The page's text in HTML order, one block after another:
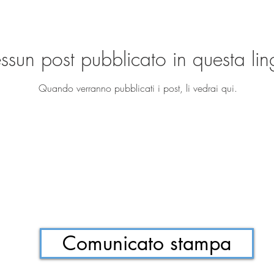
post pubblicato in questa
Quando verranno pubblicati i post, li vedrai qui.
Comunicato stampa